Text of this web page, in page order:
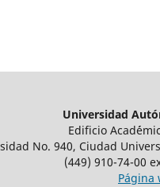
Universidad
Edificio
No. 940, Ciudad
(449) 910-74-00
Página